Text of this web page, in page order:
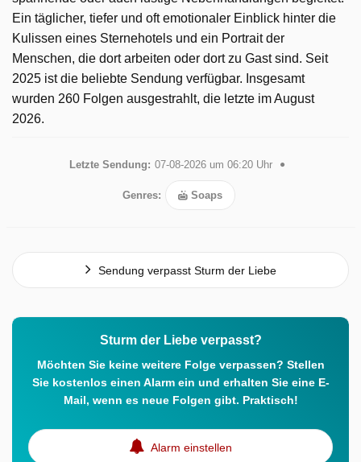
Ein täglicher, tiefer und oft emotionaler Einblick hinter die
Kulissen eines Sternehotels und ein Portrait der
Menschen, die dort arbeiten oder dort zu Gast sind. Seit
2025 ist die beliebte Sendung verfügbar. Insgesamt
wurden 260 Folgen ausgestrahlt, die letzte im August
2026.
Letzte Sendung: 07-08-2026 um 06:20 Uhr
Genres: Soaps
Sendung verpasst Sturm der Liebe
Sturm der Liebe verpasst?
Möchten Sie keine weitere Folge verpassen? Stellen
Sie kostenlos einen Alarm ein und erhalten Sie eine E-
Mail, wenn es neue Folgen gibt. Praktisch!
Alarm einstellen